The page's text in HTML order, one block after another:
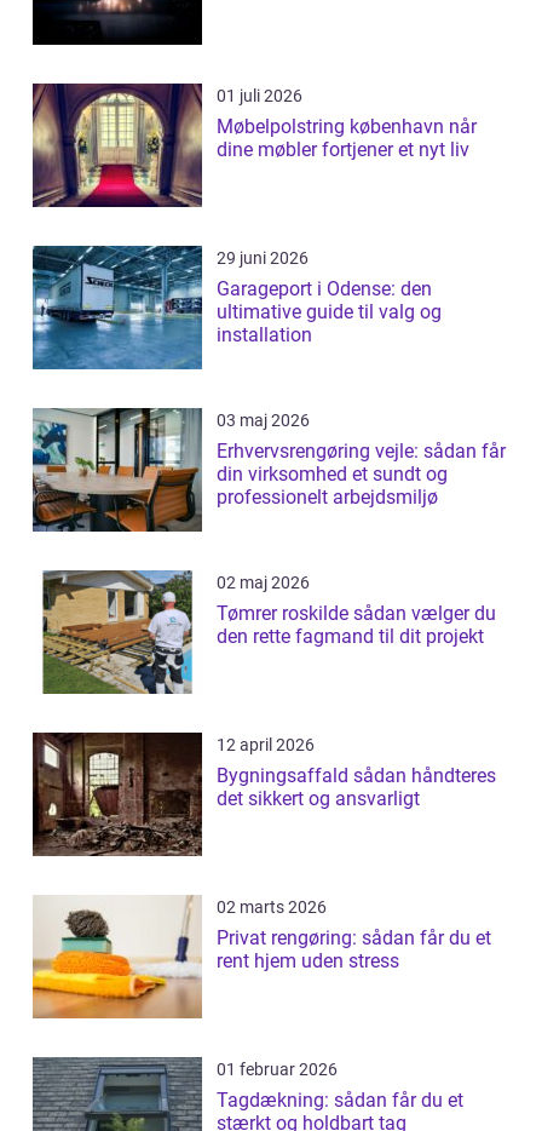
01 juli 2026
Møbelpolstring københavn når
dine møbler fortjener et nyt liv
29 juni 2026
Garageport i Odense: den
ultimative guide til valg og
installation
03 maj 2026
Erhvervsrengøring vejle: sådan får
din virksomhed et sundt og
professionelt arbejdsmiljø
02 maj 2026
Tømrer roskilde sådan vælger du
den rette fagmand til dit projekt
12 april 2026
Bygningsaffald sådan håndteres
det sikkert og ansvarligt
02 marts 2026
Privat rengøring: sådan får du et
rent hjem uden stress
01 februar 2026
Tagdækning: sådan får du et
stærkt og holdbart tag